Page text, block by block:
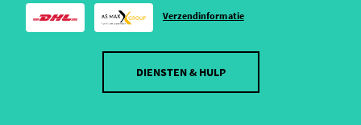
Verzendinformatie
DIENSTEN & HULP